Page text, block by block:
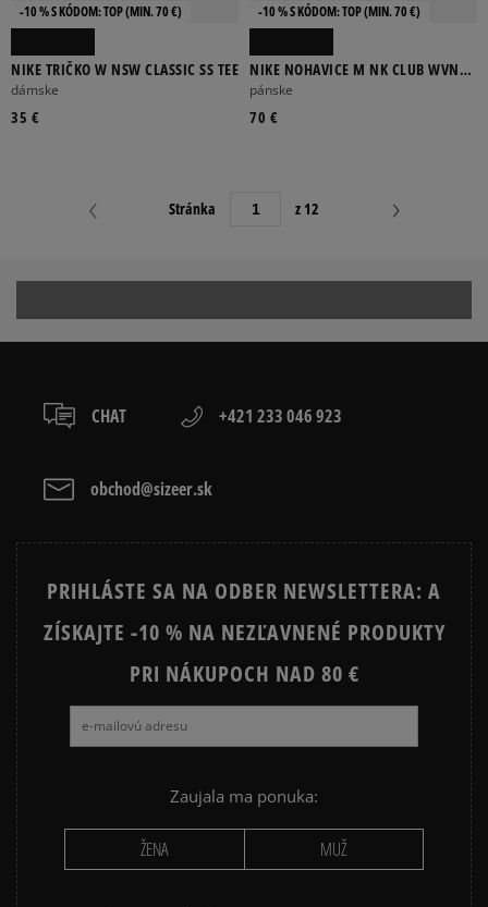
-10 % S KÓDOM: TOP (MIN. 70 €)
NIKE TRIČKO W NSW CLASSIC SS TEE
dámske
35 €
-10 % S KÓDOM: TOP (MIN. 70 €)
NIKE NOHAVICE M NK CLUB WVN
TAPER PANT
pánske
70 €
Stránka z 12
CHAT +421 233 046 923
obchod@sizeer.sk
PRIHLÁSTE SA NA ODBER NEWSLETTERA: A
ZÍSKAJTE -10 % NA NEZĽAVNENÉ PRODUKTY
PRI NÁKUPOCH NAD 80 €
Zaujala ma ponuka:
ŽENA MUŽ